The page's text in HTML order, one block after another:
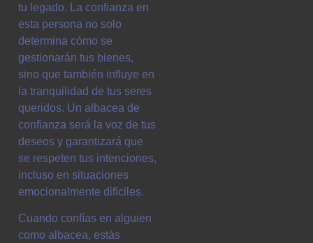
tu legado. La confianza en
esta persona no solo
determina cómo se
gestionarán tus bienes,
sino que también influye en
la tranquilidad de tus seres
queridos. Un albacea de
confianza será la voz de tus
deseos y garantizará que
se respeten tus intenciones,
incluso en situaciones
emocionalmente difíciles.
Cuando confías en alguien
como albacea, estás